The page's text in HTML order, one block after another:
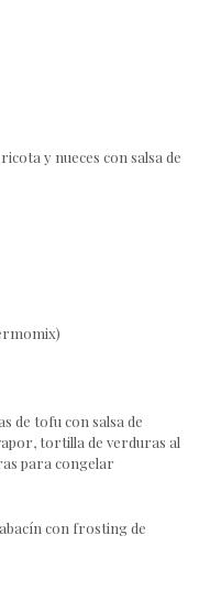
y nueces con salsa de
de tofu con salsa de
tortilla de verduras al
para congelar
con frosting de